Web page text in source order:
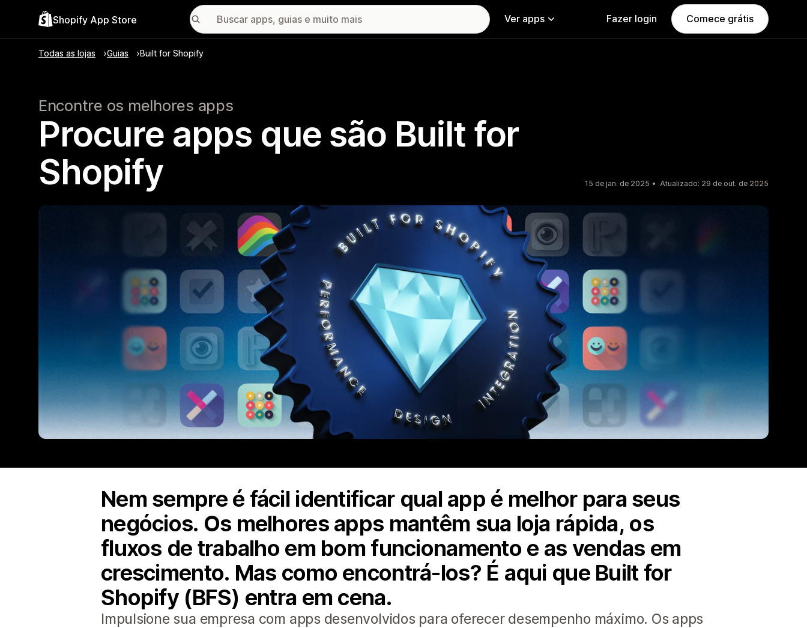
Shopify App Store Ver apps Fazer login Comece grátis
Todas as lojas Guias Built for Shopify
Encontre os melhores apps
Procure apps que são Built for
Shopify
15 de jan. de 2025 Atualizado: 29 de out. de 2025
Nem sempre é fácil identificar qual app é melhor para seus
negócios. Os melhores apps mantêm sua loja rápida, os
fluxos de trabalho em bom funcionamento e as vendas em
crescimento. Mas como encontrá-los? É aqui que Built for
Shopify (BFS) entra em cena.
Impulsione sua empresa com apps desenvolvidos para oferecer desempenho máximo. Os apps